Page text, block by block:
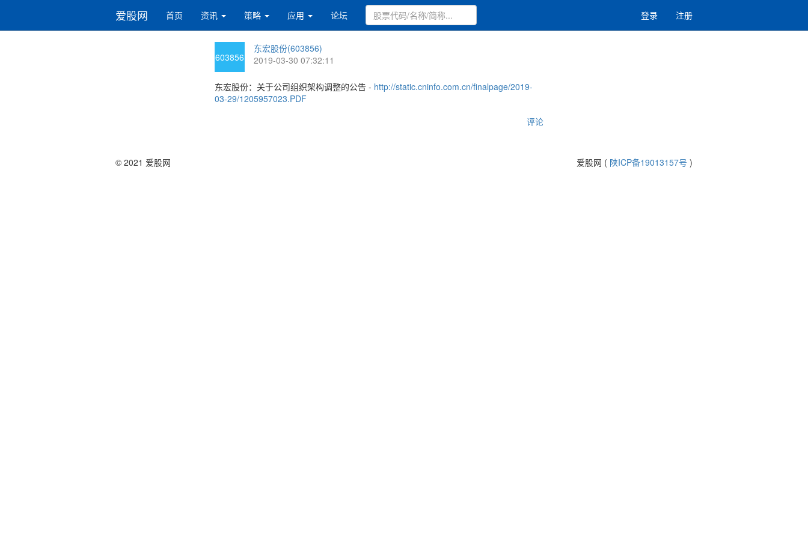
爱股网 首页 资讯 策略 应用 论坛 登录 注册
603856
东宏股份(603856)
2019-03-30 07:32:11
东宏股份：关于公司组织架构调整的公告 - http://static.cninfo.com.cn/finalpage/2019-
03-29/1205957023.PDF
评论
© 2021 爱股网 爱股网 ( 陕ICP备19013157号 )